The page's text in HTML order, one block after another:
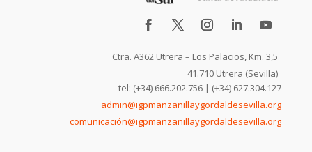
Ctra. A362 Utrera – Los Palacios, Km. 3,5
41.710 Utrera (Sevilla)
tel: (+34) 666.202.756 | (+34) 627.304.127
admin@igpmanzanillaygordaldesevilla.org
comunicación@igpmanzanillaygordaldesevilla.org